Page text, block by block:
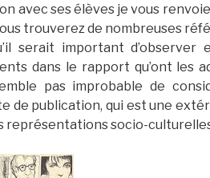
avec ses élèves je vous
trouverez de nombreuses
serait important d’observer
dans le rapport qu’ont les
pas improbable de
de publication, qui est une
représentations socio-